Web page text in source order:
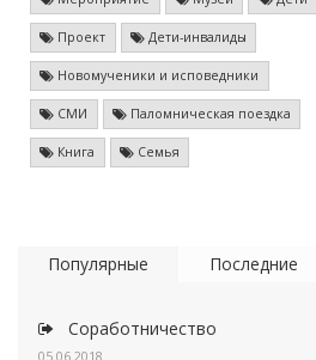
Проект Дети-инвалиды
Новомученики и исповедники
СМИ Паломническая поездка
Книга Семья
Популярные Последние
Соработничество
05.06.2018